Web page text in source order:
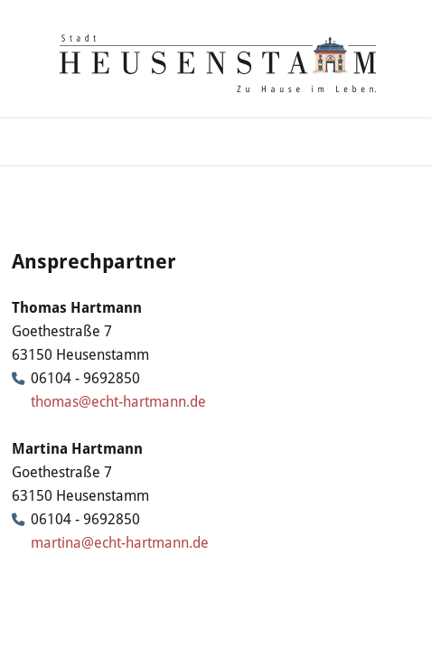
Ansprechpartner
Thomas Hartmann
Goethestraße 7
63150 Heusenstamm
06104 - 9692850
thomas@echt-hartmann.de
Martina Hartmann
Goethestraße 7
63150 Heusenstamm
06104 - 9692850
martina@echt-hartmann.de